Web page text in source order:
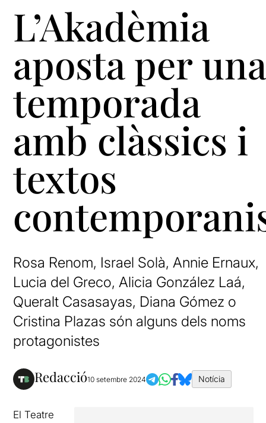
L’Akadèmia
aposta per una
temporada
amb clàssics i
textos
Rosa Renom, Israel Solà, Annie Ernaux,
Lucia del Greco, Alicia González Laá,
Queralt Casasayas, Diana Gómez o
Cristina Plazas són alguns dels noms
protagonistes
Redacció10 setembre 2024 Notícia
El Teatre